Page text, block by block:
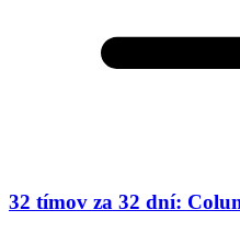
32 tímov za 32 dní: